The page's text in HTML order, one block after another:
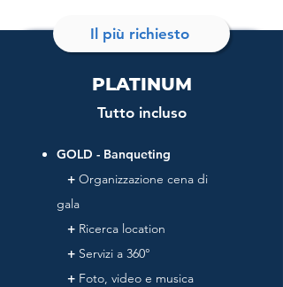
PLATINUM
Tutto incluso
GOLD - Banqueting
+ Organizzazione cena di
gala
+ Ricerca location
+ Servizi a 360°
+ Foto, video e musica
Il più richiesto